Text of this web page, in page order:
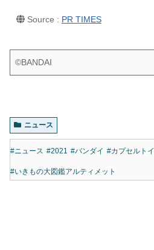
Source : PR TIMES
©BANDAI
ニュース
#ニュース #2021 #バンダイ #カプセルトイ
#いきもの大図鑑アルティメット